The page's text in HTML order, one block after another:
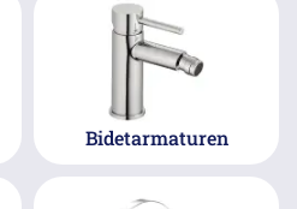
Bidetarmaturen